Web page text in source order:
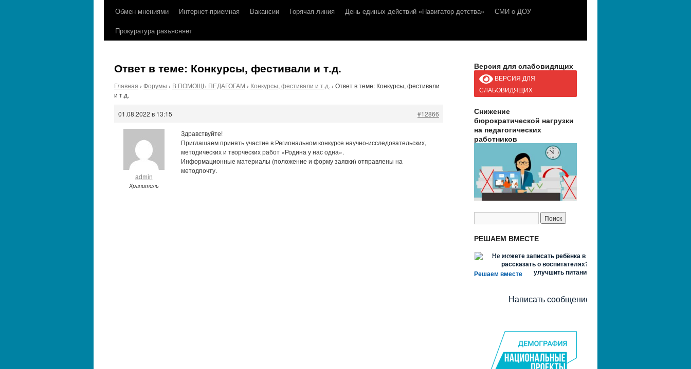
содержимому
Обмен мнениями
Интернет-приемная Вакансии Горячая линия День единых действий «Навигатор детства»
СМИ о ДОУ
Прокуратура разъясняет
Ответ в теме: Конкурсы, фестивали и т.д.
Главная › Форумы › В ПОМОЩЬ ПЕДАГОГАМ › Конкурсы, фестивали и т.д. › Ответ в теме: Конкурсы, фестивали
и т.д.
01.08.2022 в 13:15 #12866
admin
Хранитель
Здравствуйте!
Приглашаем принять участие в Региональном конкурсе научно-исследовательских,
методических и творческих работ «Родина у нас одна».
Информационные материалы (положение и форму заявки) отправлены на
методпочту.
Версия для слабовидящих
ВЕРСИЯ ДЛЯ
СЛАБОВИДЯЩИХ
Снижение
бюрократической нагрузки
на педагогических
работников
РЕШАЕМ ВМЕСТЕ
Решаем вместе
Не можете записать ребёнка в сад? Хотите
рассказать о воспитателях? Знаете, как
улучшить питание и занятия?
Написать сообщение